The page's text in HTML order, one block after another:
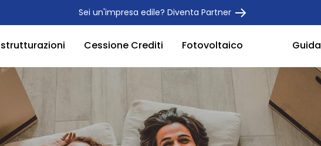
Sei un'impresa edile? Diventa Partner
Cessione Crediti Fotovoltaico Guida